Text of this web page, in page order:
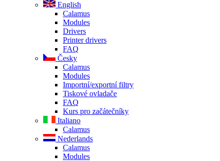
English
Calamus
Modules
Drivers
Printer drivers
FAQ
Česky
Calamus
Modules
Importní/exportní filtry
Tiskové ovladače
FAQ
Kurs pro začátečníky
Italiano
Calamus
Nederlands
Calamus
Modules